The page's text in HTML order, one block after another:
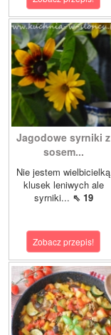
Jagodowe syrniki z
sosem...
Nie jestem wielbicielką
klusek leniwych ale
syrniki... ⇖ 19
Zobacz przepis!